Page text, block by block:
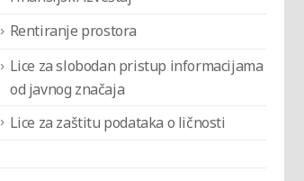
Rentiranje prostora
Lice za slobodan pristup informacijama
od javnog značaja
Lice za zaštitu podataka o ličnosti